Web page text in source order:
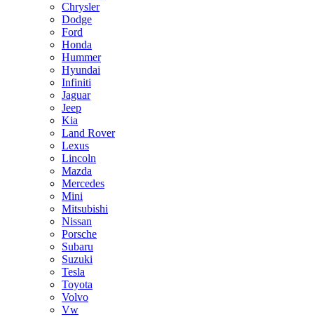
Chrysler
Dodge
Ford
Honda
Hummer
Hyundai
Infiniti
Jaguar
Jeep
Kia
Land Rover
Lexus
Lincoln
Mazda
Mercedes
Mini
Mitsubishi
Nissan
Porsche
Subaru
Suzuki
Tesla
Toyota
Volvo
Vw